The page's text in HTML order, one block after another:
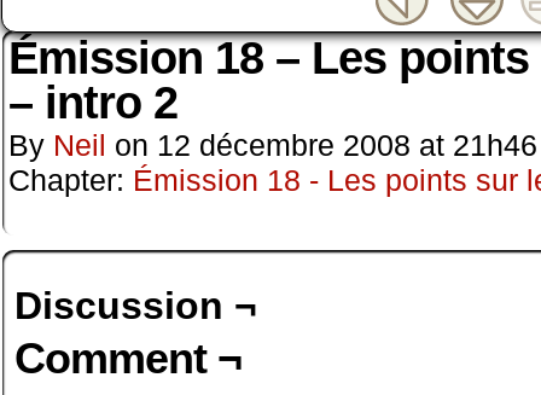
Émission 18 – Les
– intro 2
By Neil on 12 décembre 2008 at 21h46
Chapter: Émission 18 - Les points sur
Discussion ¬
Comment ¬